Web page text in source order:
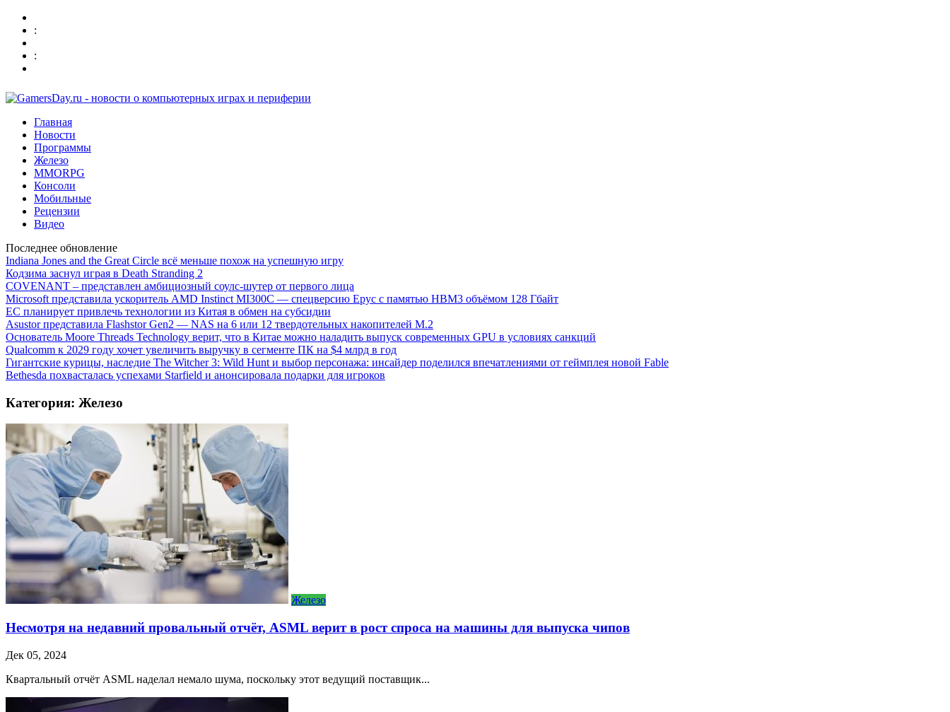
:
:
Главная
Новости
Программы
Железо
MMORPG
Консоли
Мобильные
Рецензии
Видео
Последнее обновление
Indiana Jones and the Great Circle всё меньше похож на успешную игру
Кодзима заснул играя в Death Stranding 2
COVENANT – представлен амбициозный соулс-шутер от первого лица
Microsoft представила ускоритель AMD Instinct MI300C — спецверсию Epyc с памятью HBM3 объёмом 128 Гбайт
ЕС планирует привлечь технологии из Китая в обмен на субсидии
Asustor представила Flashstor Gen2 — NAS на 6 или 12 твердотельных накопителей M.2
Основатель Moore Threads Technology верит, что в Китае можно наладить выпуск современных GPU в условиях санкций
Qualcomm к 2029 году хочет увеличить выручку в сегменте ПК на $4 млрд в год
Гигантские курицы, наследие The Witcher 3: Wild Hunt и выбор персонажа: инсайдер поделился впечатлениями от геймплея новой Fable
Bethesda похвасталась успехами Starfield и анонсировала подарки для игроков
Категория: Железо
Железо
Несмотря на недавний провальный отчёт, ASML верит в рост спроса на машины для выпуска чипов
Дек 05, 2024
Квартальный отчёт ASML наделал немало шума, поскольку этот ведущий поставщик...